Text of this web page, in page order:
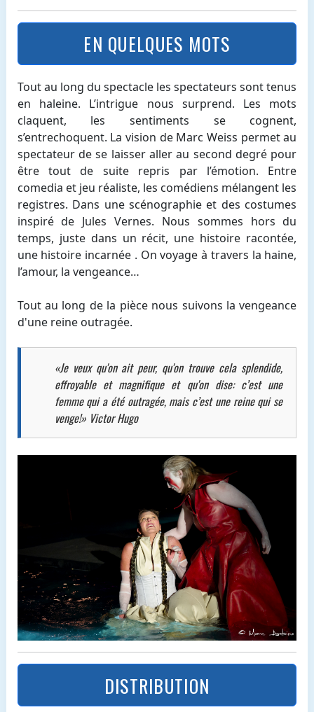
EN QUELQUES MOTS
Tout au long du spectacle les spectateurs sont tenus
en haleine. L’intrigue nous surprend. Les mots
claquent, les sentiments se cognent,
s’entrechoquent. La vision de Marc Weiss permet au
spectateur de se laisser aller au second degré pour
être tout de suite repris par l’émotion. Entre
comedia et jeu réaliste, les comédiens mélangent les
registres. Dans une scénographie et des costumes
inspiré de Jules Vernes. Nous sommes hors du
temps, juste dans un récit, une histoire racontée,
une histoire incarnée . On voyage à travers la haine,
l’amour, la vengeance…
Tout au long de la pièce nous suivons la vengeance
d'une reine outragée.
«Je veux qu'on ait peur, qu'on trouve cela splendide,
effroyable et magnifique et qu'on dise: c’est une
femme qui a été outragée, mais c’est une reine qui se
venge!» Victor Hugo
DISTRIBUTION